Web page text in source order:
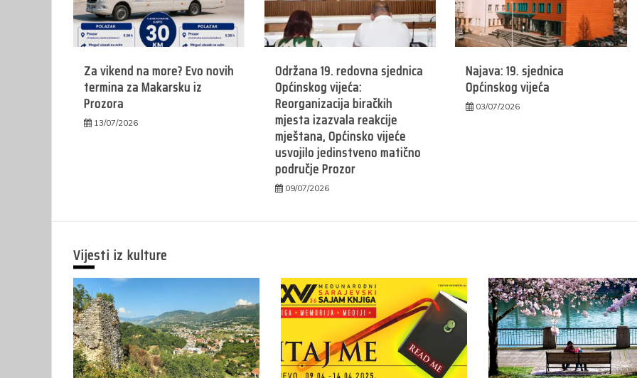
Za vikend na more? Evo novih
termina za Makarsku iz
Prozora
13/07/2026
Održana 19. redovna sjednica
Općinskog vijeća:
Reorganizacija biračkih
mjesta izazvala reakcije
mještana, Općinsko vijeće
usvojilo jedinstveno matično
područje Prozor
09/07/2026
Najava: 19. sjednica
Općinskog vijeća
03/07/2026
Vijesti iz kulture